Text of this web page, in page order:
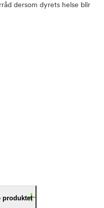
dersom dyrets helse blir
produktet